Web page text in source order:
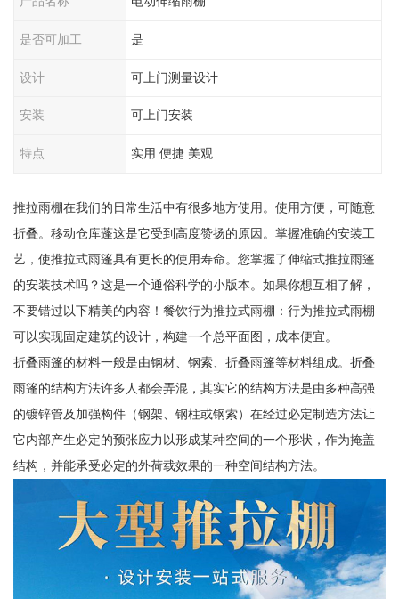
是否可加工 是
设计 可上门测量设计
安装 可上门安装
特点 实用 便捷 美观
推拉雨棚在我们的日常生活中有很多地方使用。使用方便，可随意
折叠。移动仓库蓬这是它受到高度赞扬的原因。掌握准确的安装工
艺，使推拉式雨篷具有更长的使用寿命。您掌握了伸缩式推拉雨篷
的安装技术吗？这是一个通俗科学的小版本。如果你想互相了解，
不要错过以下精美的内容！餐饮行为推拉式雨棚：行为推拉式雨棚
可以实现固定建筑的设计，构建一个总平面图，成本便宜。
折叠雨篷的材料一般是由钢材、钢索、折叠雨篷等材料组成。折叠
雨篷的结构方法许多人都会弄混，其实它的结构方法是由多种高强
的镀锌管及加强构件（钢架、钢柱或钢索）在经过必定制造方法让
它内部产生必定的预张应力以形成某种空间的一个形状，作为掩盖
结构，并能承受必定的外荷载效果的一种空间结构方法。